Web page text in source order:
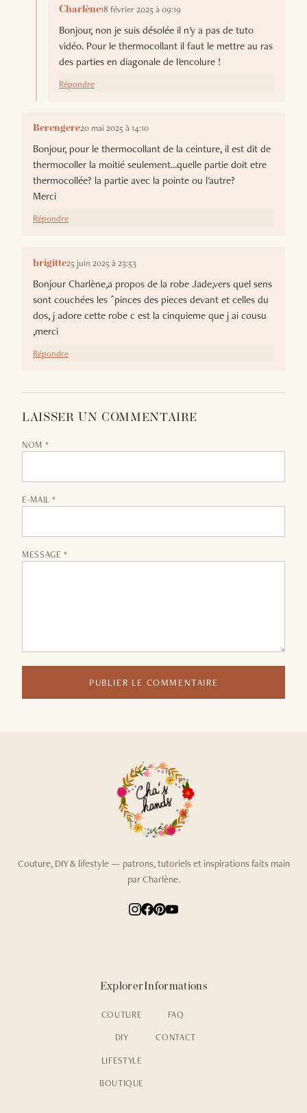
Charlène18 février 2025 à 09:19
Bonjour, non je suis désolée il n'y a pas de tuto
vidéo. Pour le thermocollant il faut le mettre au ras
des parties en diagonale de l'encolure !
Répondre
Berengere20 mai 2025 à 14:10
Bonjour, pour le thermocollant de la ceinture, il est dit de
thermocoller la moitié seulement...quelle partie doit etre
thermocollée? la partie avec la pointe ou l'autre?
Merci
Répondre
brigitte25 juin 2025 à 23:53
Bonjour Charlène,a propos de la robe Jade,vers quel sens
sont couchées les ^pinces des pieces devant et celles du
dos, j adore cette robe c est la cinquieme que j ai cousu
,merci
Répondre
LAISSER UN COMMENTAIRE
NOM *
E-MAIL *
MESSAGE *
PUBLIER LE COMMENTAIRE
Couture, DIY & lifestyle — patrons, tutoriels et inspirations faits main
par Charlène.
Explorer
COUTURE
DIY
LIFESTYLE
BOUTIQUE
Informations
FAQ
CONTACT